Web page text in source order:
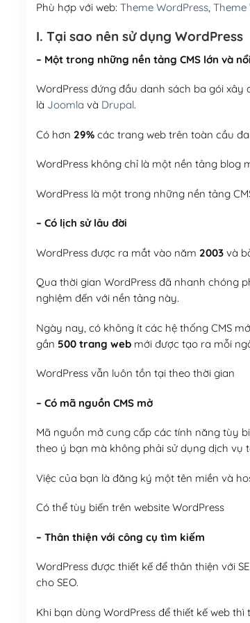
Phù hợp với web: Theme WordPress, Theme
I. Tại sao nên sử dụng WordPress
– Một trong những nền tảng CMS lớn và
WordPress đứng đầu danh sách ba gói
là Joomla và Drupal.
Có hơn 29%các trang web trên toàn cầu
WordPress không chỉ là một nền tảng blog
WordPress là một trong những nền tảng
– Có lịch sử lâu đời
WordPress được ra mắt vào năm 2003và
Qua thời gian WordPress đã nhanh chóng
nghiệm đến với nền tảng này.
Ngày nay, có không ít các hệ thống CMS
gần 500 trang webmới được tạo ra mỗi
WordPress vẫn luôn tồn tại theo thời gian
– Có mã nguồn CMS mở
Mã nguồn mở cung cấp các tính năng tùy
theo ý bạn mà không phải sử dụng dịch vụ
Việc của bạn là đăng ký một tên miền và
Có thể tùy biến trên website WordPress
– Thân thiện với công cụ tìm kiếm
WordPress được thiết kế để thân thiện với
cho SEO.
Khi bạn dùng WordPress để thiết kế web